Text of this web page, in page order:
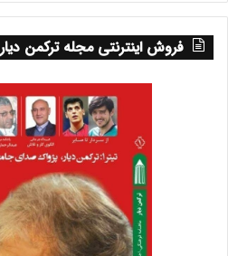
فروش اینترنتی مجله ترکمن دیار